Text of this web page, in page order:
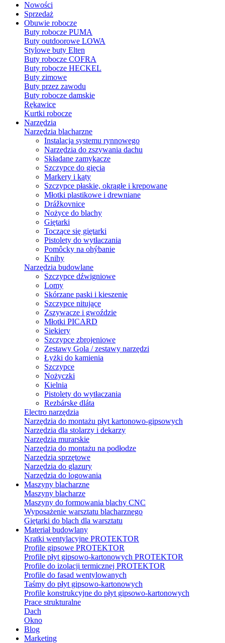
Nowości
Sprzedaż
Obuwie robocze
Buty robocze PUMA
Buty outdoorowe LOWA
Stylowe buty Elten
Buty robocze COFRA
Buty robocze HECKEL
Buty zimowe
Buty przez zawodu
Buty robocze damskie
Rękawice
Kurtki robocze
Narzędzia
Narzędzia blacharzne
Instalacja systemu rynnowego
Narzędzia do zszywania dachu
Składane zamykacze
Szczypce do gięcia
Markery i kąty
Szczypce płaskie, okrągłe i krepowane
Młotki plastikowe i drewniane
Drážkovnice
Nożyce do blachy
Giętarki
Toczące się giętarki
Pistolety do wytłaczania
Pomôcky na ohýbanie
Knihy
Narzędzia budowlane
Szczypce dźwigniowe
Lomy
Skórzane paski i kieszenie
Szczypce nitujące
Zszywacze i gwoździe
Młotki PICARD
Siekiery
Szczypce zbrojeniowe
Zestawy Gola / zestawy narzędzi
Łyżki do kamienia
Szczypce
Nożyczki
Kielnia
Pistolety do wytłaczania
Rezbárske dláta
Electro narzędzia
Narzędzia do montażu płyt kartonowo-gipsowych
Narzędzia dla stolarzy i dekarzy
Narzędzia murarskie
Narzędzia do montażu na podłodze
Narzędzia sprzętowe
Narzędzia do glazury
Narzędzia do logowania
Maszyny blacharzne
Maszyny blacharze
Maszyny do formowania blachy CNC
Wyposażenie warsztatu blacharznego
Giętarki do blach dla warsztatu
Materiał budowlany
Kratki wentylacyjne PROTEKTOR
Profile gipsowe PROTEKTOR
Profile płyt gipsowo-kartonowych PROTEKTOR
Profile do izolacji termicznej PROTEKTOR
Profile do fasad wentylowanych
Taśmy do płyt gipsowo-kartonowych
Profile konstrukcyjne do płyt gipsowo-kartonowych
Prace strukturalne
Dach
Okno
Blog
Marketing